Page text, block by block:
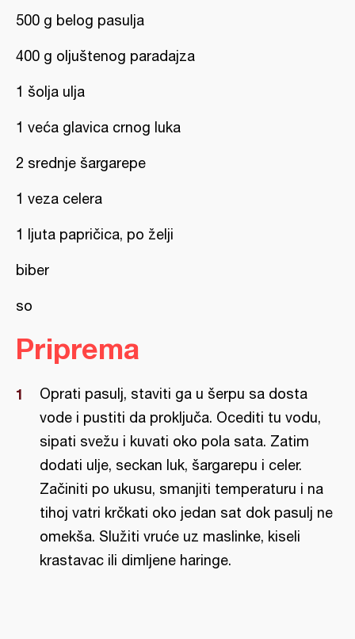
500 g belog pasulja
400 g oljuštenog paradajza
1 šolja ulja
1 veća glavica crnog luka
2 srednje šargarepe
1 veza celera
1 ljuta papričica, po želji
biber
so
Priprema
Oprati pasulj, staviti ga u šerpu sa dosta
vode i pustiti da proključa. Ocediti tu vodu,
sipati svežu i kuvati oko pola sata. Zatim
dodati ulje, seckan luk, šargarepu i celer.
Začiniti po ukusu, smanjiti temperaturu i na
tihoj vatri krčkati oko jedan sat dok pasulj ne
omekša. Služiti vruće uz maslinke, kiseli
krastavac ili dimljene haringe.